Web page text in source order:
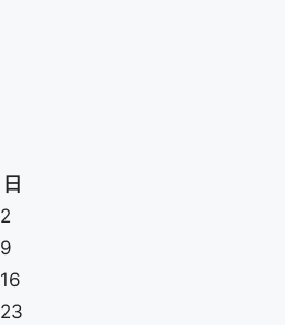
日
2
9
16
23